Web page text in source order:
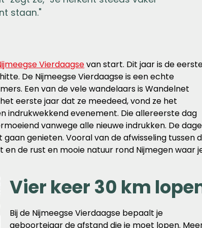
staan."
Vierdaagsevan start. Dit jaar is de
De Nijmeegse Vierdaagse is een echte
Een van de vele wandelaars is Wandelnet
eerste jaar dat ze meedeed, vond ze het
indrukwekkend evenement. Die allereerste dag
vanwege alle nieuwe indrukken. De
genieten. Vooral van de afwisseling tussen
de rust en mooie natuur rond Nijmegen waar
Vier keer 30 km
Bij de Nijmeegse Vierdaagse bepaalt je
geboortejaar de afstand die je moet lopen.